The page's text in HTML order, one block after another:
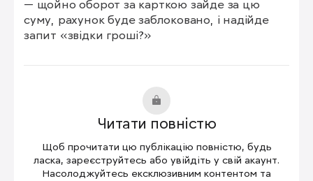
— щойно оборот за карткою зайде за цю
суму, рахунок буде заблоковано, і надійде
запит «звідки гроші?»
Читати повністю
Щоб прочитати цю публікацію повністю, будь
ласка, зареєструйтесь або увійдіть у свій акаунт.
Насолоджуйтесь ексклюзивним контентом та